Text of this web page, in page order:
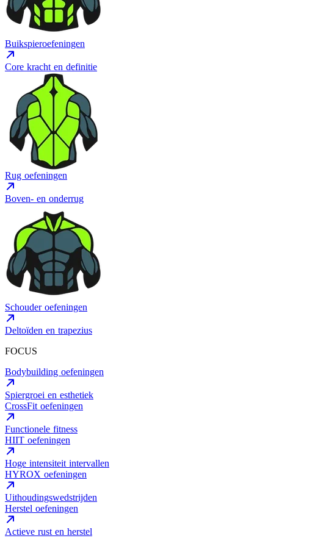
Buikspieroefeningen
Core kracht en definitie
Rug oefeningen
Boven- en onderrug
Schouder oefeningen
Deltoïden en trapezius
FOCUS
Bodybuilding oefeningen
Spiergroei en esthetiek
CrossFit oefeningen
Functionele fitness
HIIT oefeningen
Hoge intensiteit intervallen
HYROX oefeningen
Uithoudingswedstrijden
Herstel oefeningen
Actieve rust en herstel